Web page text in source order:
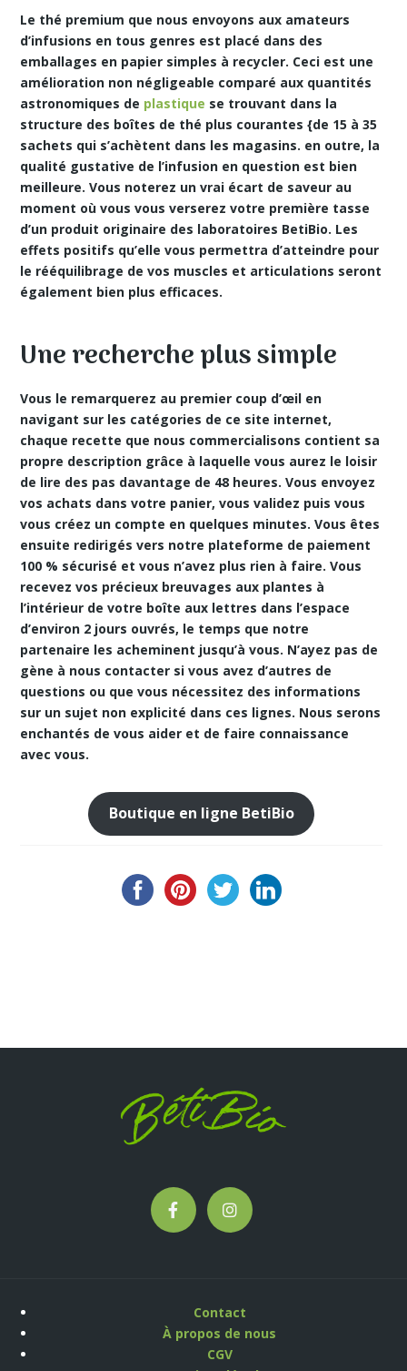
Le thé premium que nous envoyons aux amateurs
d’infusions en tous genres est placé dans des
emballages en papier simples à recycler. Ceci est une
amélioration non négligeable comparé aux quantités
astronomiques de plastique se trouvant dans la
structure des boîtes de thé plus courantes {de 15 à 35
sachets qui s’achètent dans les magasins. en outre, la
qualité gustative de l’infusion en question est bien
meilleure. Vous noterez un vrai écart de saveur au
moment où vous vous verserez votre première tasse
d’un produit originaire des laboratoires BetiBio. Les
effets positifs qu’elle vous permettra d’atteindre pour
le rééquilibrage de vos muscles et articulations seront
également bien plus efficaces.
Une recherche plus simple
Vous le remarquerez au premier coup d’œil en
navigant sur les catégories de ce site internet,
chaque recette que nous commercialisons contient sa
propre description grâce à laquelle vous aurez le loisir
de lire des pas davantage de 48 heures. Vous envoyez
vos achats dans votre panier, vous validez puis vous
vous créez un compte en quelques minutes. Vous êtes
ensuite redirigés vers notre plateforme de paiement
100 % sécurisé et vous n’avez plus rien à faire. Vous
recevez vos précieux breuvages aux plantes à
l’intérieur de votre boîte aux lettres dans l’espace
d’environ 2 jours ouvrés, le temps que notre
partenaire les acheminent jusqu’à vous. N’ayez pas de
gène à nous contacter si vous avez d’autres de
questions ou que vous nécessitez des informations
sur un sujet non explicité dans ces lignes. Nous serons
enchantés de vous aider et de faire connaissance
avec vous.
Boutique en ligne BetiBio
Contact
À propos de nous
CGV